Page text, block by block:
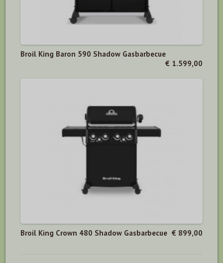
Broil King Baron 590 Shadow Gasbarbecue
€ 1.599,00
Broil King Crown 480 Shadow Gasbarbecue € 899,00